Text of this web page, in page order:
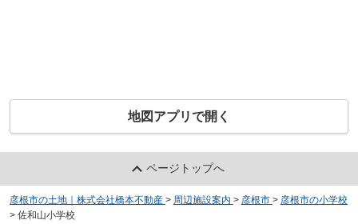
地図アプリで開く
ページトップへ
彦根市の土地｜株式会社橋本不動産 > 周辺施設案内 > 彦根市 > 彦根市の小学校
> 佐和山小学校